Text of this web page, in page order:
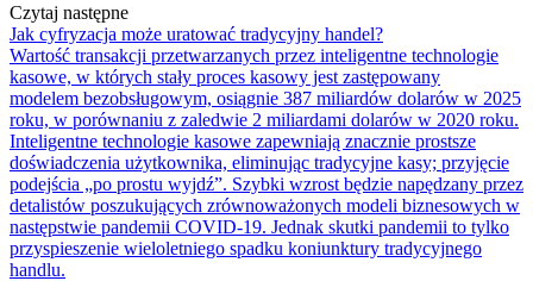
Czytaj następne
Jak cyfryzacja może uratować tradycyjny handel?
Wartość transakcji przetwarzanych przez inteligentne technologie
kasowe, w których stały proces kasowy jest zastępowany
modelem bezobsługowym, osiągnie 387 miliardów dolarów w 2025
roku, w porównaniu z zaledwie 2 miliardami dolarów w 2020 roku.
Inteligentne technologie kasowe zapewniają znacznie prostsze
doświadczenia użytkownika, eliminując tradycyjne kasy; przyjęcie
podejścia „po prostu wyjdź”. Szybki wzrost będzie napędzany przez
detalistów poszukujących zrównoważonych modeli biznesowych w
następstwie pandemii COVID-19. Jednak skutki pandemii to tylko
przyspieszenie wieloletniego spadku koniunktury tradycyjnego
handlu.